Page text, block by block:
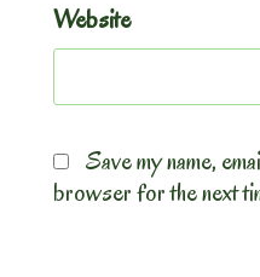
Website
Save my name,
browser for the next